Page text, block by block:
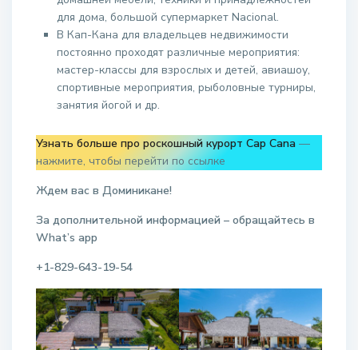
для дома, большой супермаркет Nacional.
В Кап-Кана для владельцев недвижимости
постоянно проходят различные мероприятия:
мастер-классы для взрослых и детей, авиашоу,
спортивные мероприятия, рыболовные турниры,
занятия йогой и др.
Узнать больше про роскошный курорт Cap Cana —
нажмите, чтобы перейти по ссылке
Ждем вас в Доминикане!
За дополнительной информацией – обращайтесь в
What’s app
+1-829-643-19-54